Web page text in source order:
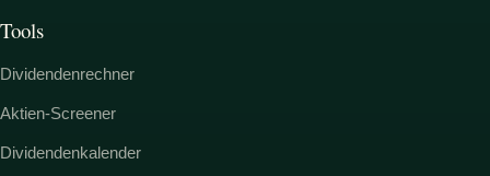
Tools
Dividendenrechner
Aktien-Screener
Dividendenkalender